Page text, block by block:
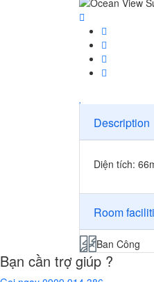
Description
Diện tích:
Room
Ban Công
Bạn cần trợ giúp ?